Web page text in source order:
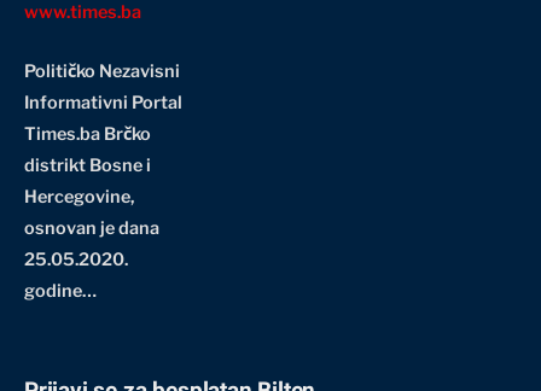
www.times.ba
Političko Nezavisni
Informativni Portal
Times.ba Brčko
distrikt Bosne i
Hercegovine,
osnovan je dana
25.05.2020.
godine…